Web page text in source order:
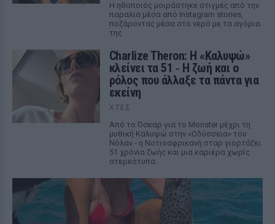
Η ηθοποιός μοιράστηκε στιγμές από την
παραλία μέσα από Instagram stories,
ποζάροντας μέσα στο νερό με τα αγόρια
της
Charlize Theron: Η «Καλυψώ»
κλείνει τα 51 ‑ H ζωή και ο
ρόλος που άλλαξε τα πάντα για
εκείνη
ΧΤΕΣ
Από το Όσκαρ για το Monster μέχρι τη
μυθική Καλυψώ στην «Οδύσσεια» του
Νόλαν - η Νοτιοαφρικανή σταρ γιορτάζει
51 χρόνια ζωής και μια καριέρα χωρίς
στερεότυπα.